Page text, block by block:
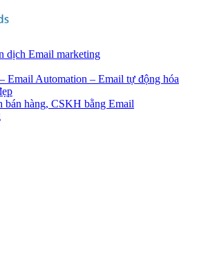
dịch Email marketing
Email Automation – Email tự động hóa
bán hàng, CSKH bằng Email